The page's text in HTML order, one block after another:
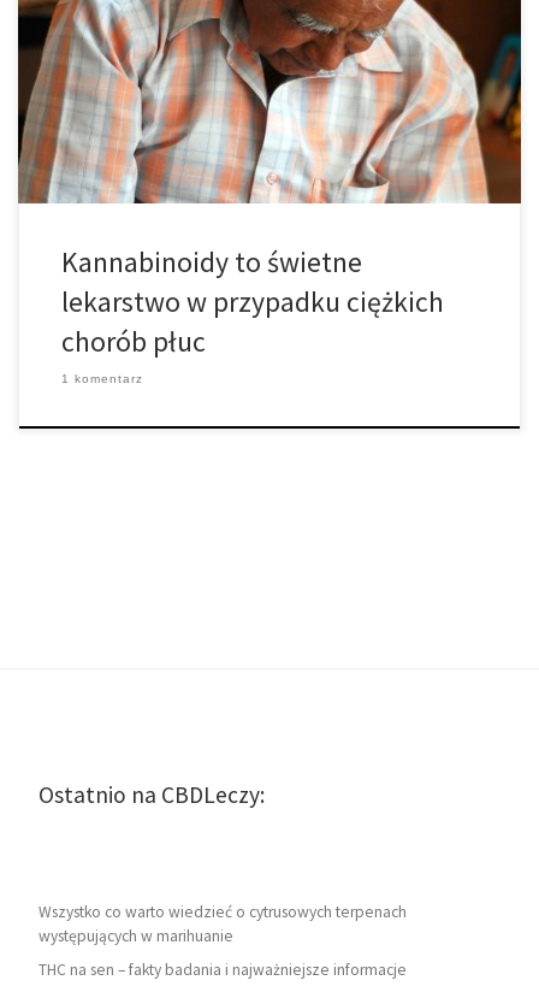
w marihuanie mogą pomóc pacjentom cierpiącym na ciężką
postać choroby płuc. Ostre uszkodzenie płuc, znane również jako
zespół ostrej niewydolności oddechowej (ARDS); jest to stan
zagrażający życiu spowodowany przez ostre urazy lub infekcję
płuc. W najnowszym badaniu, naukowcy z Brazylii i Niemiec […]
Kannabinoidy to świetne
lekarstwo w przypadku ciężkich
chorób płuc
1 komentarz
Ostatnio na CBDLeczy:
Wszystko co warto wiedzieć o cytrusowych terpenach
występujących w marihuanie
THC na sen – fakty badania i najważniejsze informacje